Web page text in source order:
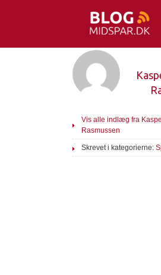
Vis alle indlæg fra
Rasmussen
Skrevet i kategorierne: